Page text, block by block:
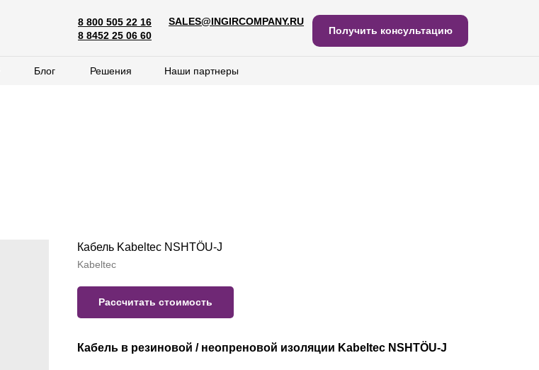
Получить консультацию
8 800 505 22 16
8 8452 25 06 60
SALES@INGIRCOMPANY.RU
Наши партнеры
Решения
Блог
Получить консультацию
8 800 505 22 16
8 8452 25 06 60
SALES@INGIRCOMPANY.RU
Наши партнеры
Решения
Блог
Кабель Kabeltec NSHTÖU-J
Kabeltec
Рассчитать стоимость
Кабель в резиновой / неопреновой изоляции Kabeltec NSHTÖU-J